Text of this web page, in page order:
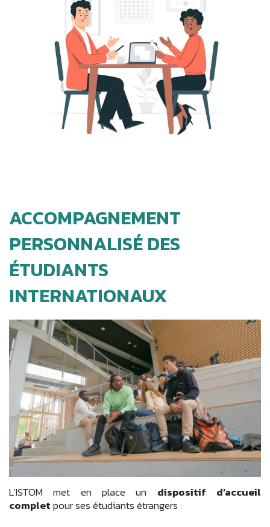
ACCOMPAGNEMENT
PERSONNALISÉ DES
ÉTUDIANTS
INTERNATIONAUX
L’ISTOM met en place un dispositif d’accueil
completpour ses étudiants étrangers :